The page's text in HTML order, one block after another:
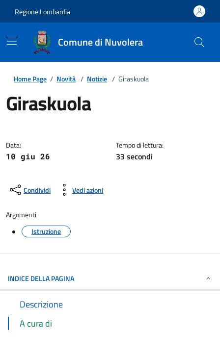
Regione Lombardia
Comune di Nuvolera
Home Page / Novità / Notizie / Giraskuola
Giraskuola
Data:
10 giu 26
Tempo di lettura:
33 secondi
Condividi Vedi azioni
Argomenti
Istruzione
INDICE DELLA PAGINA
Descrizione
A cura di